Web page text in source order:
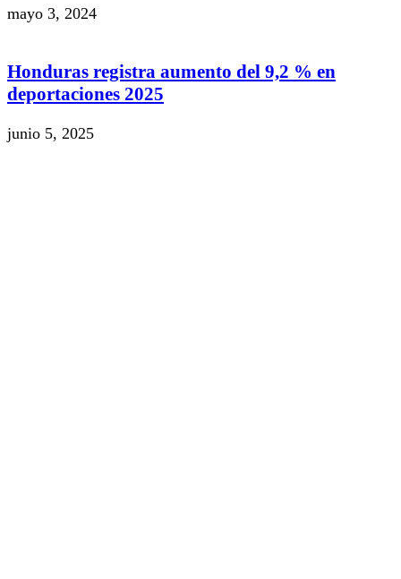
mayo 3, 2024
Honduras registra aumento del 9,2 % en
deportaciones 2025
junio 5, 2025